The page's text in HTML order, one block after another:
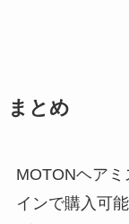
まとめ
MOTONヘア
インで購入可